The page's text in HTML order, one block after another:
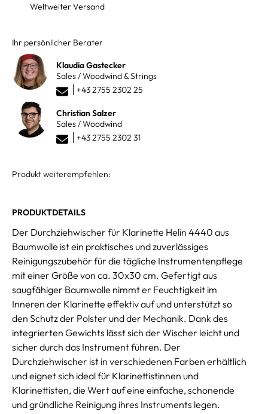
Weltweiter Versand
Ihr persönlicher Berater
Klaudia Gastecker
Sales / Woodwind & Strings
+43 2755 2302 25
Christian Salzer
Sales / Woodwind
+43 2755 2302 31
Produkt weiterempfehlen:
PRODUKTDETAILS
Der Durchziehwischer für Klarinette Helin 4440 aus
Baumwolle ist ein praktisches und zuverlässiges
Reinigungszubehör für die tägliche Instrumentenpflege
mit einer Größe von ca. 30x30 cm. Gefertigt aus
saugfähiger Baumwolle nimmt er Feuchtigkeit im
Inneren der Klarinette effektiv auf und unterstützt so
den Schutz der Polster und der Mechanik. Dank des
integrierten Gewichts lässt sich der Wischer leicht und
sicher durch das Instrument führen. Der
Durchziehwischer ist in verschiedenen Farben erhältlich
und eignet sich ideal für Klarinettistinnen und
Klarinettisten, die Wert auf eine einfache, schonende
und gründliche Reinigung ihres Instruments legen.